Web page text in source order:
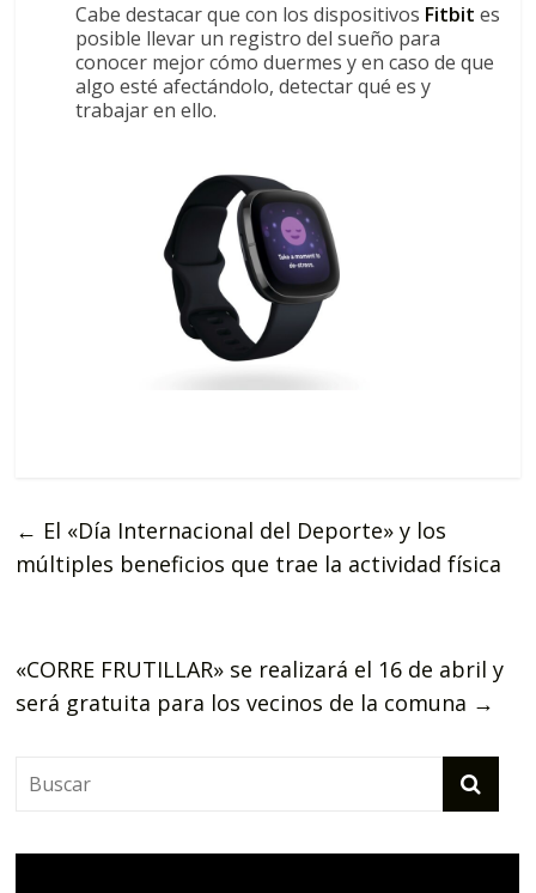
Cabe destacar que con los dispositivos Fitbit es
posible llevar un registro del sueño para
conocer mejor cómo duermes y en caso de que
algo esté afectándolo, detectar qué es y
trabajar en ello.
← El «Día Internacional del Deporte» y los
múltiples beneficios que trae la actividad física
«CORRE FRUTILLAR» se realizará el 16 de abril y
será gratuita para los vecinos de la comuna →